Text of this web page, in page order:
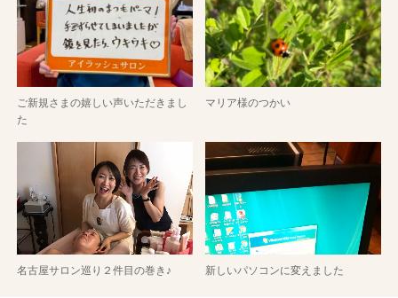
ご新規さまの嬉しい声いただきまし
た
マリア様のつかい
名古屋サロン巡り２件目の巻き♪ 新しいパソコンに変えました